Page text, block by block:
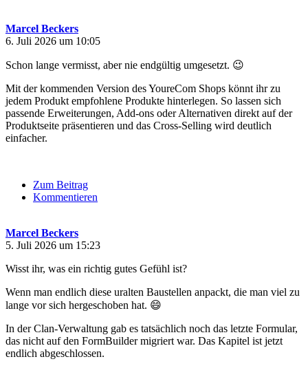
Marcel Beckers
6. Juli 2026 um 10:05
Schon lange vermisst, aber nie endgültig umgesetzt. 😉
Mit der kommenden Version des YoureCom Shops könnt ihr zu
jedem Produkt empfohlene Produkte hinterlegen. So lassen sich
passende Erweiterungen, Add-ons oder Alternativen direkt auf der
Produktseite präsentieren und das Cross-Selling wird deutlich
einfacher.
Zum Beitrag
Kommentieren
Marcel Beckers
5. Juli 2026 um 15:23
Wisst ihr, was ein richtig gutes Gefühl ist?
Wenn man endlich diese uralten Baustellen anpackt, die man viel zu
lange vor sich hergeschoben hat. 😄
In der Clan-Verwaltung gab es tatsächlich noch das letzte Formular,
das nicht auf den FormBuilder migriert war. Das Kapitel ist jetzt
endlich abgeschlossen.